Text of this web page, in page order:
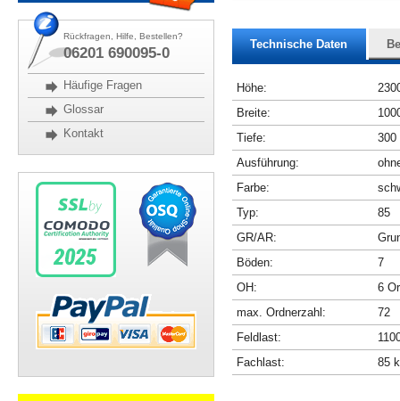
Rückfragen, Hilfe, Bestellen?
06201 690095-0
Häufige Fragen
Glossar
Kontakt
Technische Daten
Höhe:
Breite:
Tiefe:
300
Ausführung:
Farbe:
Typ:
85
GR/AR:
Böden:
7
OH:
6
max. Ordnerzahl:
72
Feldlast:
Fachlast:
85